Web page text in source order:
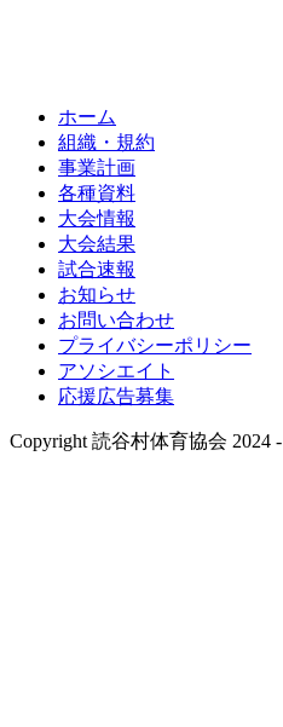
ホーム
組織・規約
事業計画
各種資料
大会情報
大会結果
試合速報
お知らせ
お問い合わせ
プライバシーポリシー
アソシエイト
応援広告募集
Copyright 読谷村体育協会 2024 -